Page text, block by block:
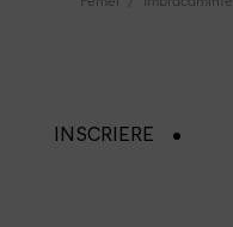
INSCRIERE